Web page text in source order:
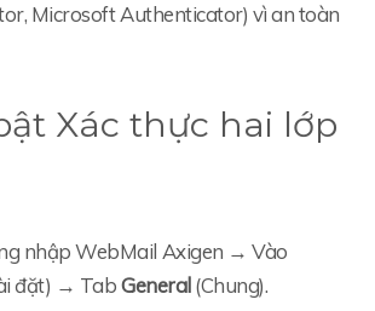
Microsoft Authenticator) vì an toàn
Xác thực hai lớp
nhập WebMail Axigen → Vào
đặt) → TabGeneral(Chung).